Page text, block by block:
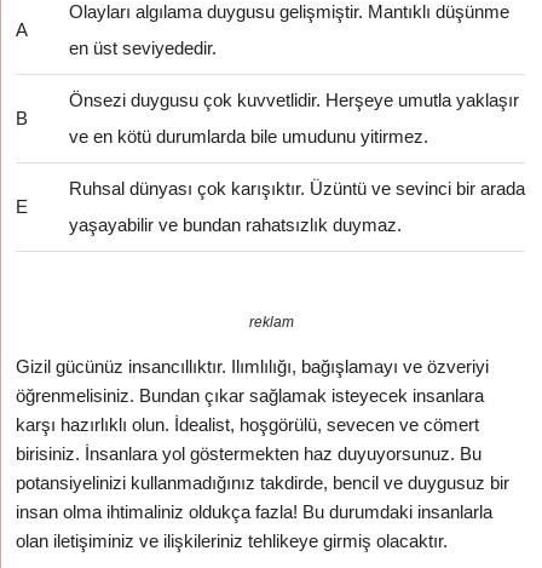
A
Olayları algılama duygusu gelişmiştir. Mantıklı düşünme
en üst seviyededir.
B
Önsezi duygusu çok kuvvetlidir. Herşeye umutla yaklaşır
ve en kötü durumlarda bile umudunu yitirmez.
E
Ruhsal dünyası çok karışıktır. Üzüntü ve sevinci bir arada
yaşayabilir ve bundan rahatsızlık duymaz.
reklam
Gizil gücünüz insancıllıktır. Ilımlılığı, bağışlamayı ve özveriyi
öğrenmelisiniz. Bundan çıkar sağlamak isteyecek insanlara
karşı hazırlıklı olun. İdealist, hoşgörülü, sevecen ve cömert
birisiniz. İnsanlara yol göstermekten haz duyuyorsunuz. Bu
potansiyelinizi kullanmadığınız takdirde, bencil ve duygusuz bir
insan olma ihtimaliniz oldukça fazla! Bu durumdaki insanlarla
olan iletişiminiz ve ilişkileriniz tehlikeye girmiş olacaktır.